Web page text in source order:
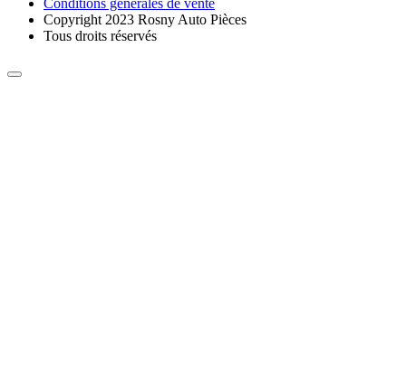
Conditions générales de vente
Copyright 2023 Rosny Auto Pièces
Tous droits réservés